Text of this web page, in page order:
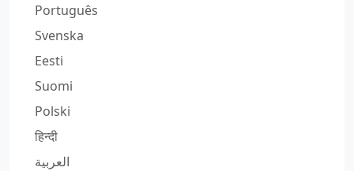
Português
Svenska
Eesti
Suomi
Polski
हिन्दी
العربية